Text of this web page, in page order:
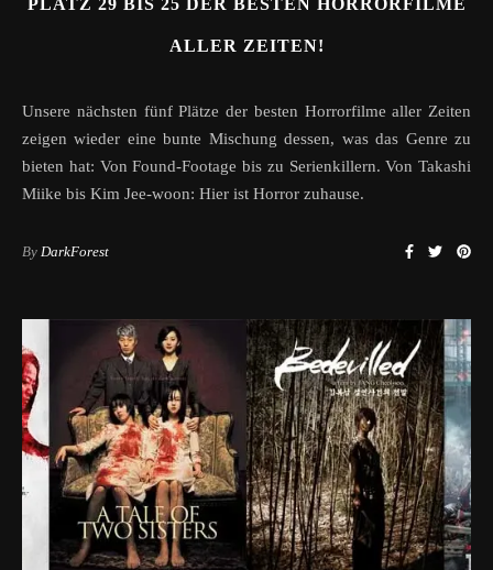
PLATZ 29 BIS 25 DER BESTEN HORRORFILME
ALLER ZEITEN!
Unsere nächsten fünf Plätze der besten Horrorfilme aller Zeiten
zeigen wieder eine bunte Mischung dessen, was das Genre zu
bieten hat: Von Found-Footage bis zu Serienkillern. Von Takashi
Miike bis Kim Jee-woon: Hier ist Horror zuhause.
By DarkForest